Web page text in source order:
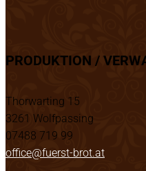
PRODUKTION /
Thorwarting 15
3261 Wolfpassing
07488 719 99
office@fuerst-brot.at